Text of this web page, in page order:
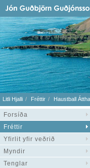
Litli Hjalli Fréttir Haustball
Forsíða
Fréttir
Yfirlit yfir veðrið
Myndir
Tenglar